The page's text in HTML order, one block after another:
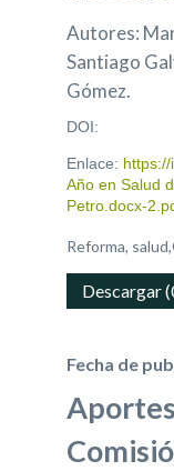
Autores:
Santiago
Gómez.
DOI:
Enlace:
Año en Salud
Petro.docx-
Reforma,
Descargar
Fecha de